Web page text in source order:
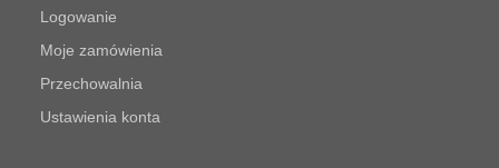
Logowanie
Moje zamówienia
Przechowalnia
Ustawienia konta